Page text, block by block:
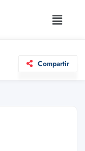
Compartir